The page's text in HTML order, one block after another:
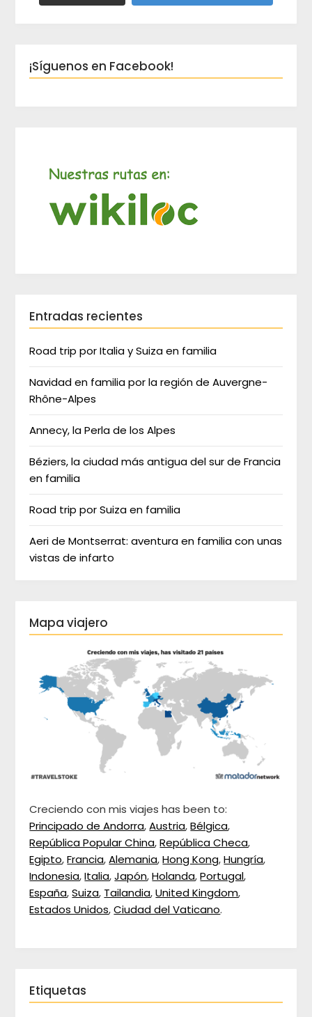
¡Síguenos en Facebook!
Entradas recientes
Road trip por Italia y Suiza en familia
Navidad en familia por la región de Auvergne-
Rhône-Alpes
Annecy, la Perla de los Alpes
Béziers, la ciudad más antigua del sur de Francia
en familia
Road trip por Suiza en familia
Aeri de Montserrat: aventura en familia con unas
vistas de infarto
Mapa viajero
Creciendo con mis viajes has been to:
Principado de Andorra,Austria,Bélgica,
República Popular China,República Checa,
Egipto,Francia,Alemania,Hong Kong,Hungría,
Indonesia,Italia,Japón,Holanda,Portugal,
España,Suiza, Tailandia,United Kingdom,
Estados Unidos,Ciudad del Vaticano.
Etiquetas